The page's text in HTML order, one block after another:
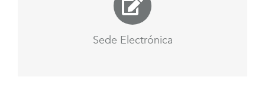
Sede Electrónica